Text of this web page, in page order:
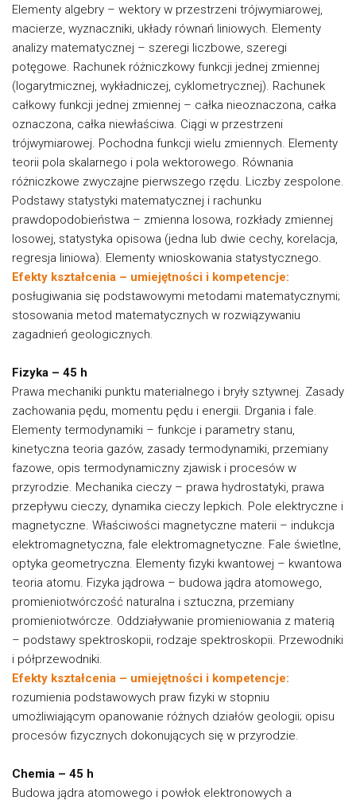
Elementy algebry – wektory w przestrzeni trójwymiarowej,
macierze, wyznaczniki, układy równań liniowych. Elementy
analizy matematycznej – szeregi liczbowe, szeregi
potęgowe. Rachunek różniczkowy funkcji jednej zmiennej
(logarytmicznej, wykładniczej, cyklometrycznej). Rachunek
całkowy funkcji jednej zmiennej – całka nieoznaczona, całka
oznaczona, całka niewłaściwa. Ciągi w przestrzeni
trójwymiarowej. Pochodna funkcji wielu zmiennych. Elementy
teorii pola skalarnego i pola wektorowego. Równania
różniczkowe zwyczajne pierwszego rzędu. Liczby zespolone.
Podstawy statystyki matematycznej i rachunku
prawdopodobieństwa – zmienna losowa, rozkłady zmiennej
losowej, statystyka opisowa (jedna lub dwie cechy, korelacja,
regresja liniowa). Elementy wnioskowania statystycznego.
Efekty kształcenia – umiejętności i kompetencje:
posługiwania się podstawowymi metodami matematycznymi;
stosowania metod matematycznych w rozwiązywaniu
zagadnień geologicznych.
Fizyka – 45 h
Prawa mechaniki punktu materialnego i bryły sztywnej. Zasady
zachowania pędu, momentu pędu i energii. Drgania i fale.
Elementy termodynamiki – funkcje i parametry stanu,
kinetyczna teoria gazów, zasady termodynamiki, przemiany
fazowe, opis termodynamiczny zjawisk i procesów w
przyrodzie. Mechanika cieczy – prawa hydrostatyki, prawa
przepływu cieczy, dynamika cieczy lepkich. Pole elektryczne i
magnetyczne. Właściwości magnetyczne materii – indukcja
elektromagnetyczna, fale elektromagnetyczne. Fale świetlne,
optyka geometryczna. Elementy fizyki kwantowej – kwantowa
teoria atomu. Fizyka jądrowa – budowa jądra atomowego,
promieniotwórczość naturalna i sztuczna, przemiany
promieniotwórcze. Oddziaływanie promieniowania z materią
– podstawy spektroskopii, rodzaje spektroskopii. Przewodniki
i półprzewodniki.
Efekty kształcenia – umiejętności i kompetencje:
rozumienia podstawowych praw fizyki w stopniu
umożliwiającym opanowanie różnych działów geologii; opisu
procesów fizycznych dokonujących się w przyrodzie.
Chemia – 45 h
Budowa jądra atomowego i powłok elektronowych a